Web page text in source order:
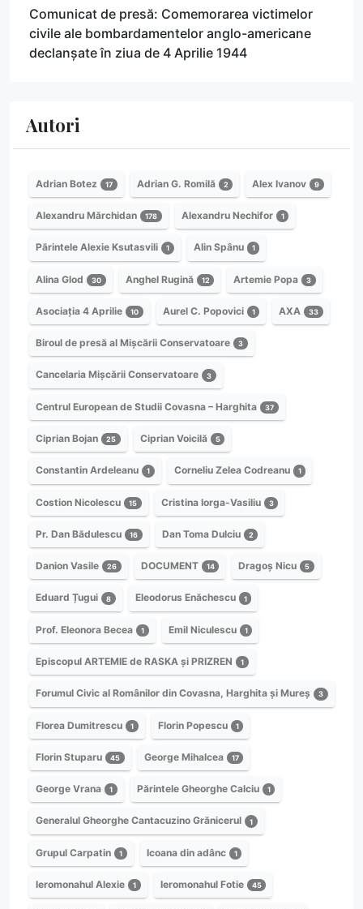
Comunicat de presă: Comemorarea victimelor
civile ale bombardamentelor anglo-americane
declanșate în ziua de 4 Aprilie 1944
Autori
Adrian Botez 17 Adrian G. Romilă 2 Alex Ivanov 9
Alexandru Mărchidan 178 Alexandru Nechifor 1
Părintele Alexie Ksutasvili 1 Alin Spânu 1
Alina Glod 30 Anghel Rugină 12 Artemie Popa 3
Asociația 4 Aprilie 10 Aurel C. Popovici 1 AXA 33
Biroul de presă al Mișcării Conservatoare 3
Cancelaria Mișcării Conservatoare 3
Centrul European de Studii Covasna – Harghita 37
Ciprian Bojan 25 Ciprian Voicilă 5
Constantin Ardeleanu 1 Corneliu Zelea Codreanu 1
Costion Nicolescu 15 Cristina Iorga-Vasiliu 3
Pr. Dan Bădulescu 16 Dan Toma Dulciu 2
Danion Vasile 26 DOCUMENT 14 Dragoș Nicu 5
Eduard Țugui 8 Eleodorus Enăchescu 1
Prof. Eleonora Becea 1 Emil Niculescu 1
Episcopul ARTEMIE de RASKA și PRIZREN 1
Forumul Civic al Românilor din Covasna, Harghita și Mureș 3
Florea Dumitrescu 1 Florin Popescu 1
Florin Stuparu 45 George Mihalcea 17
George Vrana 1 Părintele Gheorghe Calciu 1
Generalul Gheorghe Cantacuzino Grănicerul 1
Grupul Carpatin 1 Icoana din adânc 1
Ieromonahul Alexie 1 Ieromonahul Fotie 45